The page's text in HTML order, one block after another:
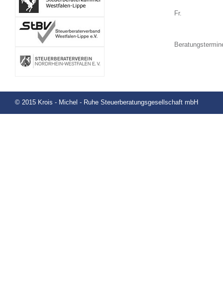
Fr.
© 2015 Krois - Michel - Ruhe Steuerberatungsgesellschaft mbH